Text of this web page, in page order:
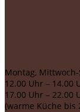
Montag,
12.00 Uhr – 14.00
17.00 Uhr – 22.00
(warme Küche bis